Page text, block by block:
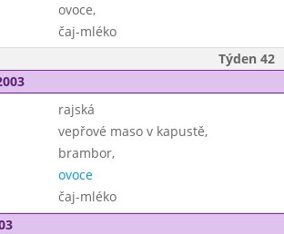
ovoce,
čaj-mléko
Týden 42
rajská
vepřové maso v kapustě,
brambor,
ovoce
čaj-mléko